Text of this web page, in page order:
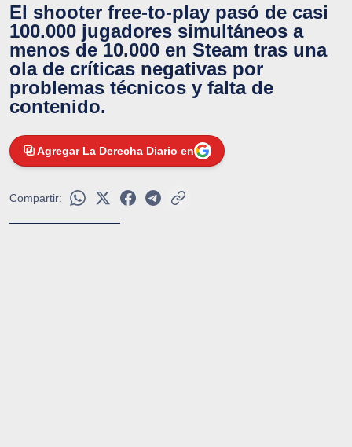
El shooter free-to-play pasó de casi
100.000 jugadores simultáneos a
menos de 10.000 en Steam tras una
ola de críticas negativas por
problemas técnicos y falta de
contenido.
Agregar La Derecha Diario en
Compartir: